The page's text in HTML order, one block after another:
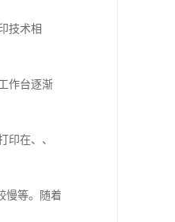
技术相
作台逐渐
印在、、
慢等。随着